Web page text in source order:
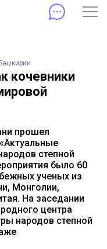
кочевники
прошел
степной
было 60
ученых из
Монголии,
На заседании
центра
народов степной